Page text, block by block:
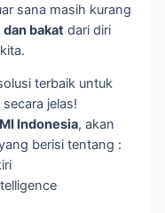
sana masih kurang
dan bakat dari diri
terbaik untuk
jelas!
Indonesia, akan
berisi tentang :